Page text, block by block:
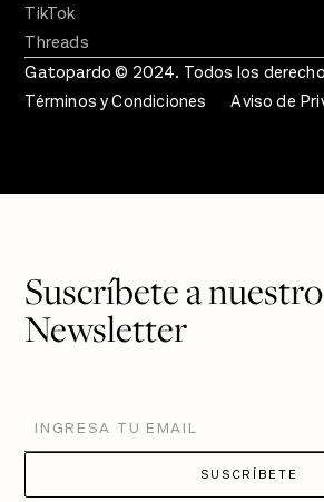
TikTok
Threads
Gatopardo © 2024. Todos los
Términos y Condiciones
Aviso de
Suscríbete a nuestro
Newsletter